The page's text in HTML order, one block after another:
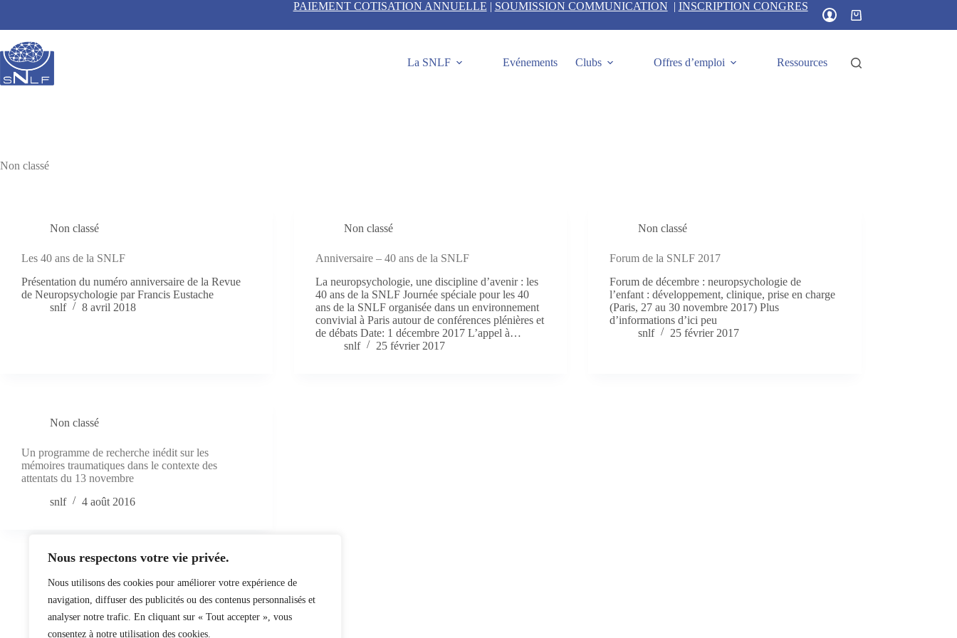
Nous respectons votre vie privée.
Nous utilisons des cookies pour améliorer votre expérience de
navigation, diffuser des publicités ou des contenus personnalisés et
analyser notre trafic. En cliquant sur « Tout accepter », vous
consentez à notre utilisation des cookies.
contenu
PAIEMENT COTISATION ANNUELLE | SOUMISSION COMMUNICATION | INSCRIPTION CONGRES
Panier
d’achat
La SNLF Evénements Clubs Offres d’emploi Ressources
Non classé
Non classé
Les 40 ans de la SNLF
Présentation du numéro anniversaire de la Revue
de Neuropsychologie par Francis Eustache
snlf
8 avril 2018
Non classé
Anniversaire – 40 ans de la SNLF
La neuropsychologie, une discipline d’avenir : les
40 ans de la SNLF Journée spéciale pour les 40
ans de la SNLF organisée dans un environnement
convivial à Paris autour de conférences plénières et
de débats Date: 1 décembre 2017 L’appel à…
snlf
25 février 2017
Non classé
Forum de la SNLF 2017
Forum de décembre : neuropsychologie de
l’enfant : développement, clinique, prise en charge
(Paris, 27 au 30 novembre 2017) Plus
d’informations d’ici peu
snlf
25 février 2017
Non classé
Un programme de recherche inédit sur les
mémoires traumatiques dans le contexte des
attentats du 13 novembre
snlf
4 août 2016